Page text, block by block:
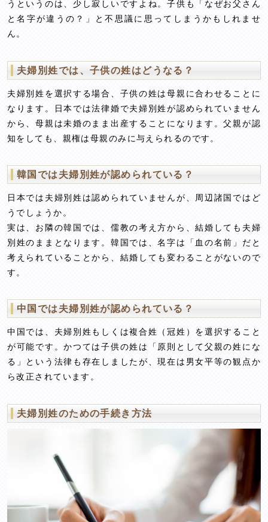
うというのは、少し寂しいですよね。子供も「なぜお父さん
と名字が違うの？」と不思議に思ってしまうかもしれませ
ん。
夫婦別姓では、子供の姓はどうなる？
夫婦別姓を選択する場合、子供の姓は母親に合わせることに
なります。日本では法律婚で夫婦別姓が認められていません
から、母親は未婚のまま出産することになります。父親が認
知をしても、親権は母親のみに与えられるのです。
韓国では夫婦別姓が認められている？
日本では夫婦別姓は認められていませんが、周辺諸国ではど
うでしょうか。
実は、お隣の韓国では、儒教の考え方から、結婚しても夫婦
別姓のままとなります。韓国では、名字は「血の名前」だと
考えられていることから、結婚しても変わることがないので
す。
中国では夫婦別姓が認められている？
中国では、夫婦別姓もしくは複合姓（冠姓）を選択すること
が可能です。かつては子供の姓は「原則として父親の姓にな
る」という法律も存在しましたが、現在は男女平等の観点か
ら改正されています。
夫婦別姓のための手続き方法